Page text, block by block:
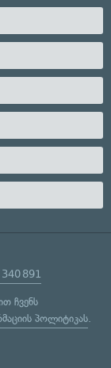
891
ჩვენს
პოლიტიკას.